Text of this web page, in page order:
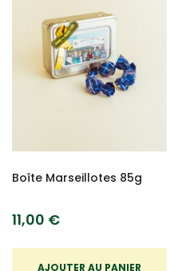
Boîte Marseillotes 85g
11,00 €
AJOUTER AU PANIER